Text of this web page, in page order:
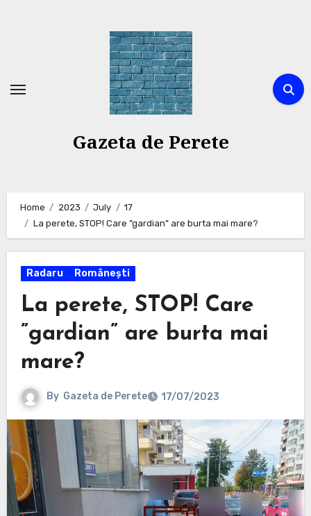
Gazeta de Perete
Home 2023 July
17
La perete, STOP! Care ”gardian” are burta mai mare?
Radaru Românești
La perete, STOP! Care
”gardian” are burta mai
mare?
By Gazeta de Perete 17/07/2023